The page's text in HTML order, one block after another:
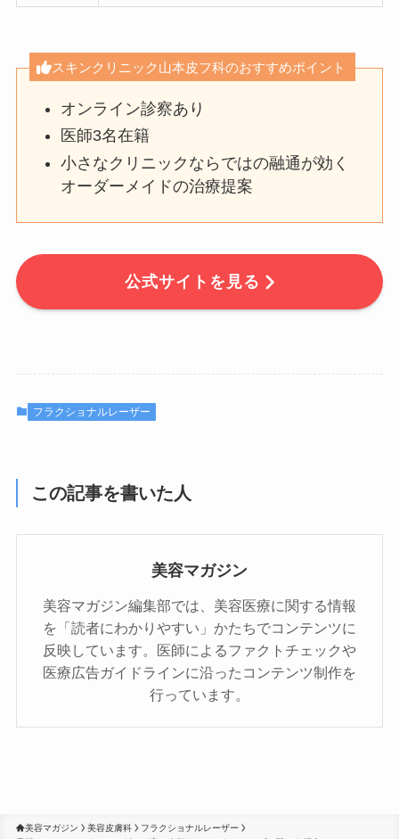
スキンクリニック山本皮フ科のおすすめポイント
オンライン診察あり
医師3名在籍
小さなクリニックならではの融通が効く
オーダーメイドの治療提案
公式サイトを見る
フラクショナルレーザー
この記事を書いた人
美容マガジン
美容マガジン編集部では、美容医療に関する情報
を「読者にわかりやすい」かたちでコンテンツに
反映しています。医師によるファクトチェックや
医療広告ガイドラインに沿ったコンテンツ制作を
行っています。
美容マガジン 美容皮膚科
フラクショナルレーザー